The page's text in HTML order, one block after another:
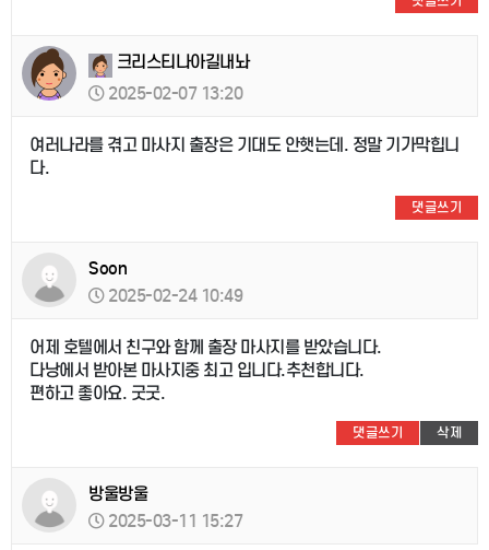
크리스티나아길내놔
2025-02-07 13:20
여러나라를 겪고 마사지 출장은 기대도 안햇는데. 정말 기가막힙니
다.
댓글쓰기
Soon
2025-02-24 10:49
어제 호텔에서 친구와 함께 출장 마사지를 받았습니다.
다낭에서 받아본 마사지중 최고 입니다.추천합니다.
편하고 좋아요. 굿굿.
댓글쓰기 삭제
방울방울
2025-03-11 15:27